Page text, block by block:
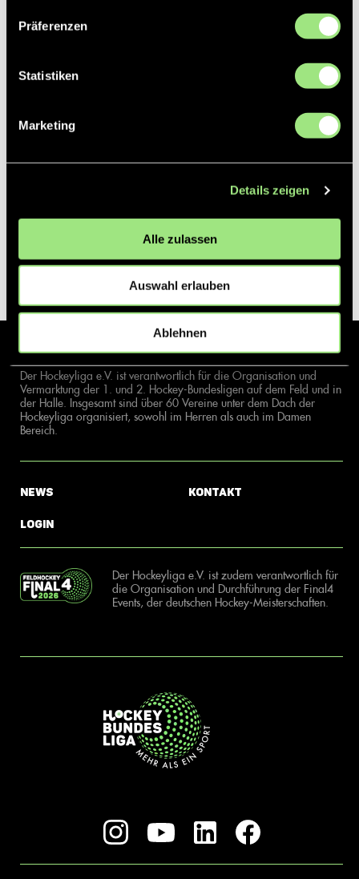
Präferenzen
Statistiken
Marketing
Details zeigen
Alle zulassen
Auswahl erlauben
Ablehnen
Der Hockeyliga e.V. ist verantwortlich für die Organisation und
Vermarktung der 1. und 2. Hockey-Bundesligen auf dem Feld und in
der Halle. Insgesamt sind über 60 Vereine unter dem Dach der
Hockeyliga organisiert, sowohl im Herren als auch im Damen
Bereich.
News
Login
Kontakt
Der Hockeyliga e.V. ist zudem verantwortlich für
die Organisation und Durchführung der Final4
Events, der deutschen Hockey-Meisterschaften.